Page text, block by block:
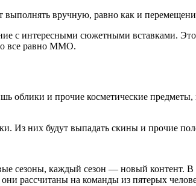
выполнять вручную, равно как и
с интересными сюжетными вставками.
все равно MMO.
облики и прочие косметические
Из них будут выпадать скины и прочие
сезоны, каждый сезон — новый контент. В
рассчитаны на команды из пятерых